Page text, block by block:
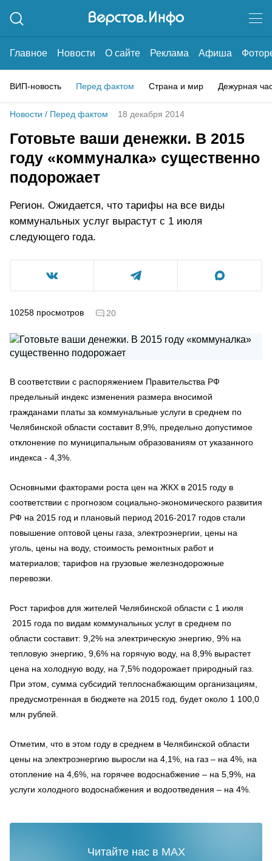
Главное Новости О сайте Реклама Афиша
ВИП-новость Перед фактом Страна и мир Дежурная
Новости / Перед фактом 18 декабря 2014
Готовьте ваши денежки. В 2015
году «коммуналка» существенно
подорожает
Регион. Ожидается, что тарифы на все виды
коммунальных услуг вырастут с 1 июля
следующего года.
10258 просмотров 20
В соответствии с распоряжением Правительства РФ
предельный индекс изменения размера вносимой
гражданами платы за коммунальные услуги в среднем по
Челябинской области составит 8,9%, предельно допустимое
отклонение по муниципальным образованиям от указанного
индекса - 4,3%.
Основными факторами роста цен на ЖКХ в 2015 году в
соответствии с прогнозом социально-экономического развития
РФ на 2015 год и плановый период 2016-2017 годов стали
повышение оптовой цены газа, электроэнергии, цены на
уголь, цены на воду, стоимость ремонтных работ и
материалов; тарифов на грузовые железнодорожные
перевозки.
Рост тарифов для жителей Челябинской области с 1 июля
2015 года по видам коммунальных услуг в среднем по
области составит: 9,2% на электрическую энергию, 9% на
тепловую энергию, 9,6% на горячую воду, на 8,9% вырастет
цена на холодную воду, на 7,5% подорожает природный газ.
При этом, сумма субсидий теплоснабжающим организациям,
предусмотренная в бюджете на 2015 год, будет около 1 100,0
млн рублей.
Отметим, что в этом году в среднем в Челябинской области
цены на электроэнергию выросли на 4,1%, на газ – на 4%, на
отопление на 4,6%, на горячее водоснабжение – на 5,9%, на
услуги холодного водоснабжения и водоотведения – на 4%.
Читайте нас в MAX